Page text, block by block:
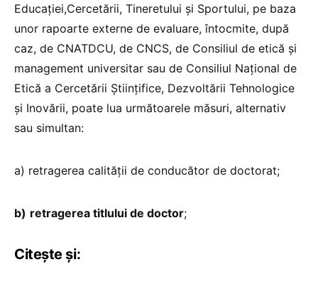
Educaţiei,Cercetării, Tineretului şi Sportului, pe baza
unor rapoarte externe de evaluare, întocmite, după
caz, de CNATDCU, de CNCS, de Consiliul de etică şi
management universitar sau de Consiliul Naţional de
Etică a Cercetării Ştiinţifice, Dezvoltării Tehnologice
şi Inovării, poate lua următoarele măsuri, alternativ
sau simultan:
a) retragerea calităţii de conducător de doctorat;
b) retragerea titlului de doctor;
Citește și: